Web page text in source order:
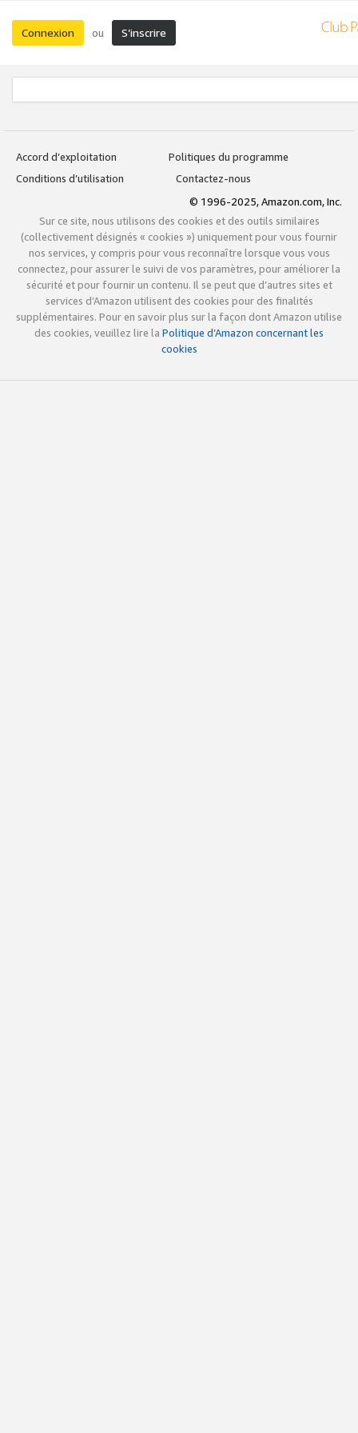
Connexion ou S’inscrire
Accord d’exploitation
Politiques du programme
Conditions d’utilisation
Contactez-nous
© 1996-2025, Amazon.com, Inc.
Sur ce site, nous utilisons des cookies et des outils similaires
(collectivement désignés « cookies ») uniquement pour vous fournir
nos services, y compris pour vous reconnaître lorsque vous vous
connectez, pour assurer le suivi de vos paramètres, pour améliorer la
sécurité et pour fournir un contenu. Il se peut que d’autres sites et
services d’Amazon utilisent des cookies pour des finalités
supplémentaires. Pour en savoir plus sur la façon dont Amazon utilise
des cookies, veuillez lire la Politique d’Amazon concernant les
cookies